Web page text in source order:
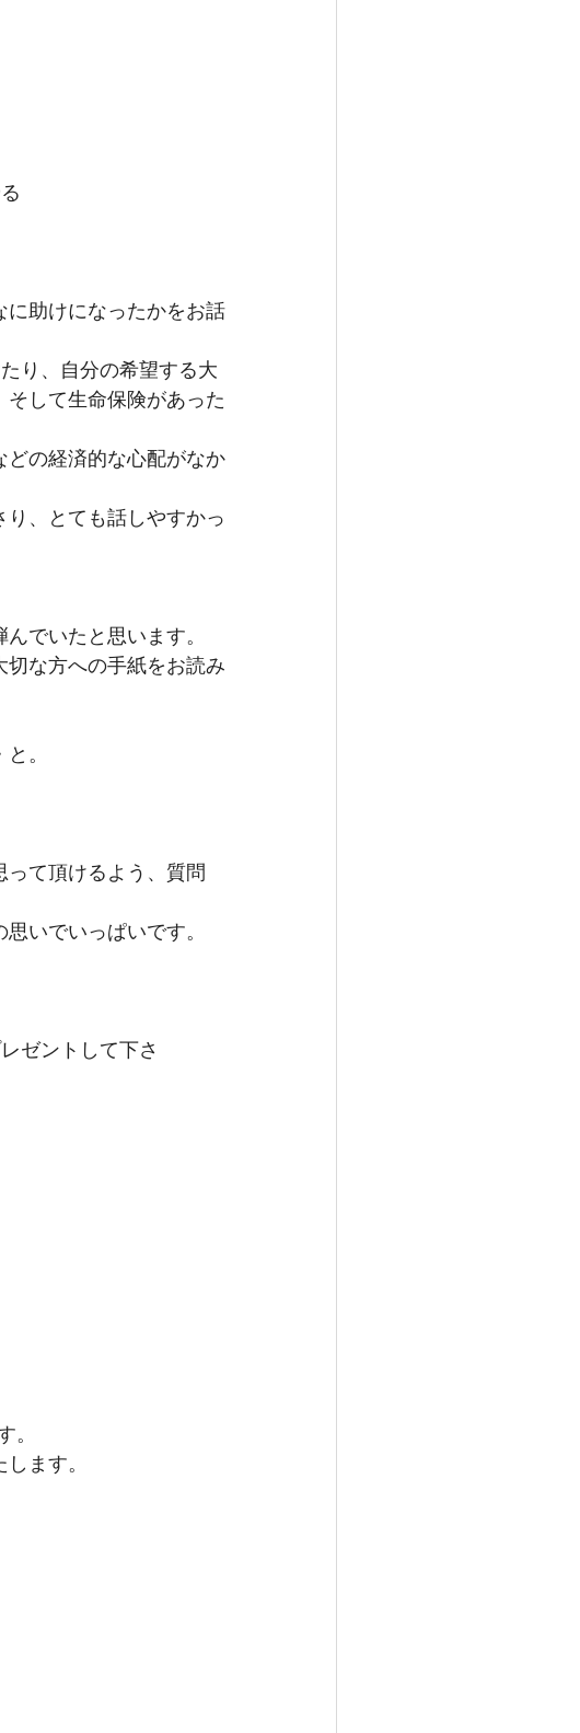
助けになったかをお話
り、自分の希望する大
して生命保険があった
の経済的な心配がなか
、とても話しやすかっ
でいたと思います。
な方への手紙をお読み
。
て頂けるよう、質問
いでいっぱいです。
ゼントして下さ
ます。